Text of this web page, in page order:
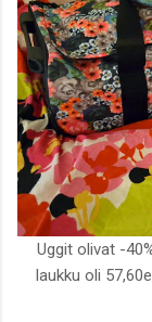
Uggit olivat -
laukku oli